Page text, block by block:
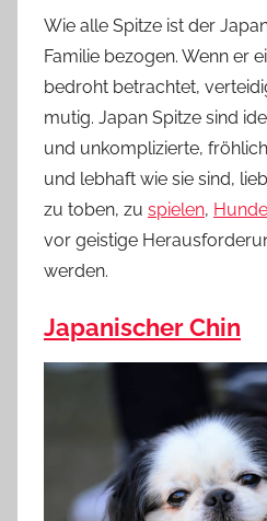
Wie alle Spitze ist der
Familie bezogen. Wenn er
bedroht betrachtet,
mutig. Japan Spitze sind
und unkomplizierte,
und lebhaft wie sie sind,
zu toben, zu spielen,
vor geistige
werden.
Japanischer Chin